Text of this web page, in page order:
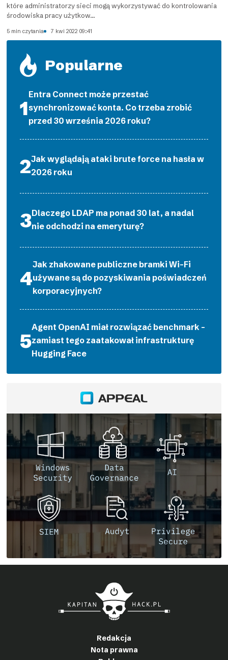
które administratorzy sieci mogą wykorzystywać do kontrolowania
środowiska pracy użytkow...
5 min czytania 7 kwi 2022 09:41
Popularne
Entra Connect może przestać
synchronizować konta. Co trzeba zrobić
przed 30 września 2026 roku?
Jak wyglądają ataki brute force na hasła w
2026 roku
Dlaczego LDAP ma ponad 30 lat, a nadal
nie odchodzi na emeryturę?
Jak zhakowane publiczne bramki Wi-Fi
używane są do pozyskiwania poświadczeń
korporacyjnych?
Agent OpenAI miał rozwiązać benchmark –
zamiast tego zaatakował infrastrukturę
Hugging Face
Redakcja
Nota prawna